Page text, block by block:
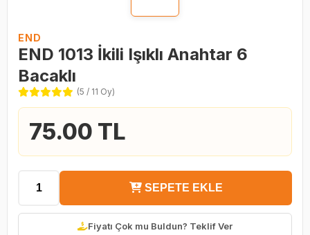
END
END 1013 İkili Işıklı Anahtar 6
Bacaklı
(5 / 11 Oy)
75.00 TL
SEPETE EKLE
Fiyatı Çok mu Buldun? Teklif Ver